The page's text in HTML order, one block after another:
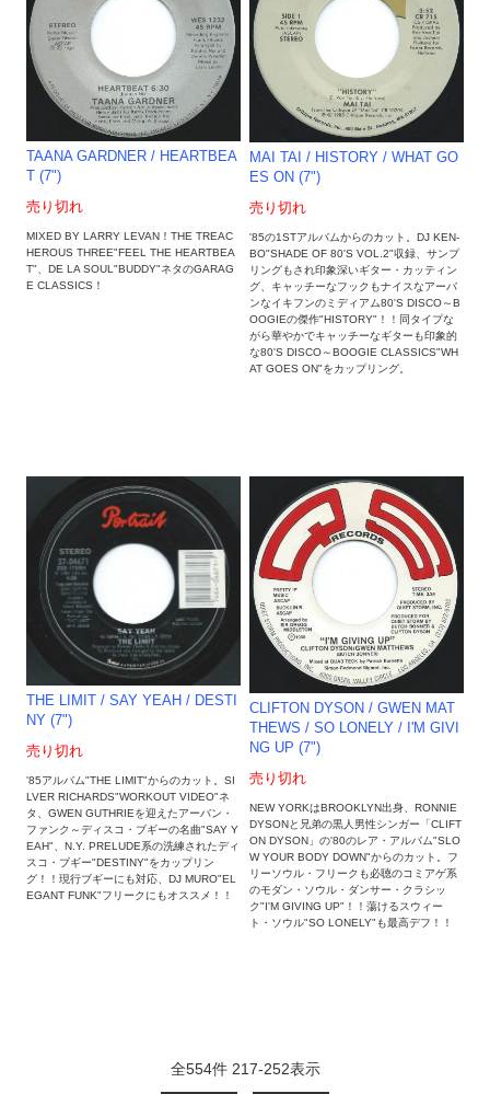
TAANA GARDNER / HEARTBEA
T (7")
売り切れ
MIXED BY LARRY LEVAN！THE TREAC
HEROUS THREE"FEEL THE HEARTBEA
T"、DE LA SOUL"BUDDY"ネタのGARAG
E CLASSICS！
MAI TAI ‎/ HISTORY / WHAT GO
ES ON (7")
売り切れ
'85の1STアルバムからのカット。DJ KEN-
BO"SHADE OF 80'S VOL.2"収録、サンプ
リングもされ印象深いギター・カッティン
グ、キャッチーなフックもナイスなアーバ
ンなイキフンのミディアム80'S DISCO～B
OOGIEの傑作"HISTORY"！！同タイプな
がら華やかでキャッチーなギターも印象的
な80'S DISCO～BOOGIE CLASSICS"WH
AT GOES ON"をカップリング。
THE LIMIT / SAY YEAH / DESTI
NY (7")
売り切れ
'85アルバム"THE LIMIT"からのカット。SI
LVER RICHARDS"WORKOUT VIDEO"ネ
タ、GWEN GUTHRIEを迎えたアーバン・
ファンク～ディスコ・ブギーの名曲"SAY Y
EAH"、N.Y. PRELUDE系の洗練されたディ
スコ・ブギー"DESTINY"をカップリン
グ！！現行ブギーにも対応、DJ MURO"EL
EGANT FUNK"フリークにもオススメ！！
CLIFTON DYSON / GWEN MAT
THEWS ‎/ SO LONELY / I'M GIVI
NG UP (7")
売り切れ
NEW YORKはBROOKLYN出身、RONNIE
DYSONと兄弟の黒人男性シンガー「CLIFT
ON DYSON」の'80のレア・アルバム"SLO
W YOUR BODY DOWN"からのカット。フ
リーソウル・フリークも必聴のコミアゲ系
のモダン・ソウル・ダンサー・クラシッ
ク"I'M GIVING UP"！！蕩けるスウィー
ト・ソウル"SO LONELY"も最高デフ！！
全554件 217-252表示